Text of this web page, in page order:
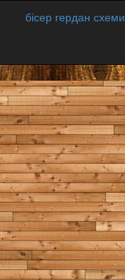
бісер гердан схеми